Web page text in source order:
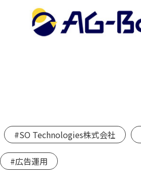
#SO Technologies株式会社
#広告運用